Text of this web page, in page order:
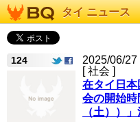
タイ ニュース
124
2025/06/
[ 社会 ]
在タイ日
会の開始時
（土））